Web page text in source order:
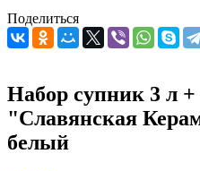
Поделиться
Набор супник 3 л
"Славянская
белый